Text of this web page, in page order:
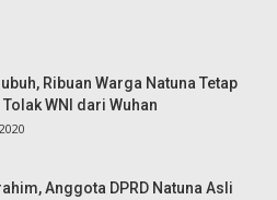
Ribuan Warga Natuna Tetap
WNI dari Wuhan
Anggota DPRD Natuna Asli